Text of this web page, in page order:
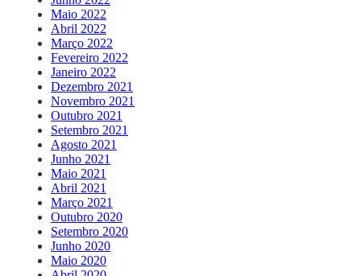
Maio 2022
Abril 2022
Março 2022
Fevereiro 2022
Janeiro 2022
Dezembro 2021
Novembro 2021
Outubro 2021
Setembro 2021
Agosto 2021
Junho 2021
Maio 2021
Abril 2021
Março 2021
Outubro 2020
Setembro 2020
Junho 2020
Maio 2020